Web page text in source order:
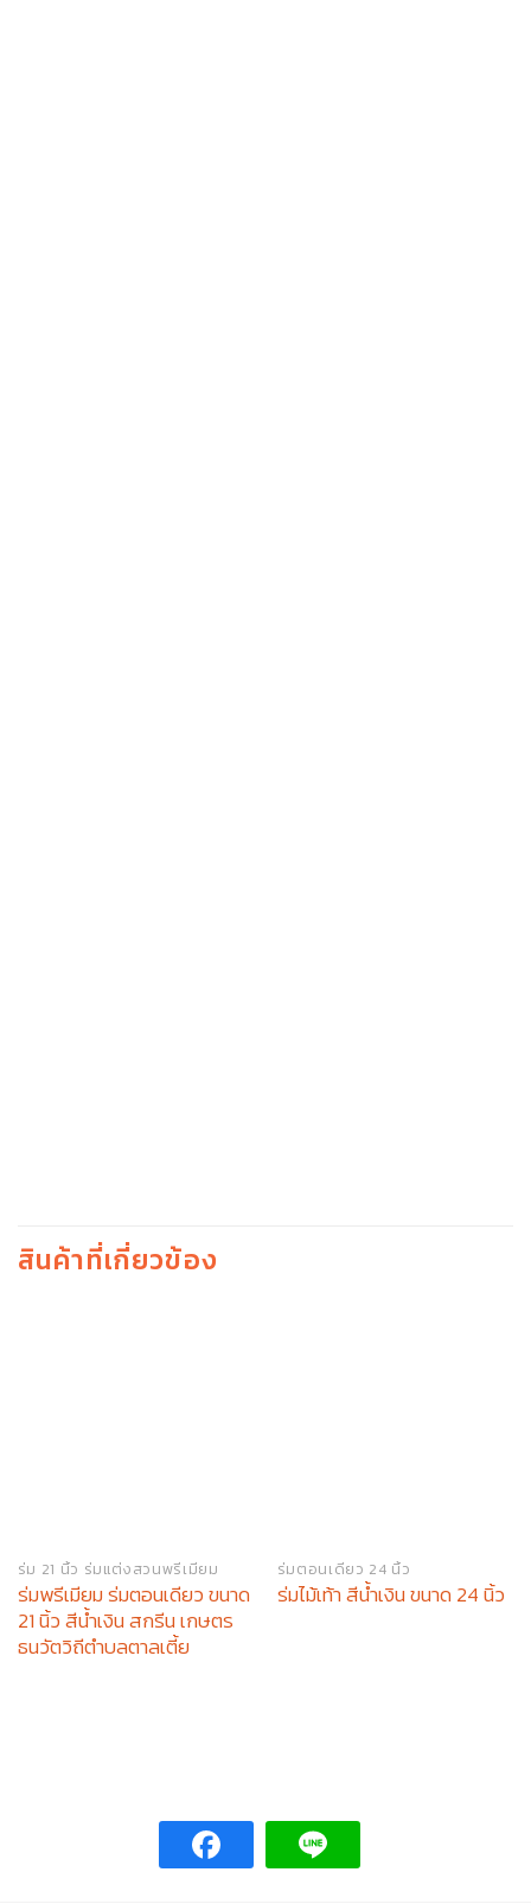
สินค้าที่เกี่ยวข้อง
ร่ม 21 นิ้ว ร่มแต่งสวนพรีเมียม
ร่มพรีเมียม ร่มตอนเดียว ขนาด
21 นิ้ว สีน้ำเงิน สกรีน เกษตร
ธนวัตวิถีตำบลตาลเตี้ย
ร่มตอนเดียว 24 นิ้ว
ร่มไม้เท้า สีน้ำเงิน ขนาด 24 นิ้ว